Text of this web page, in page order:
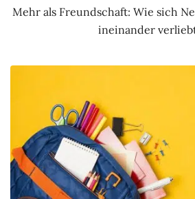
Mehr als Freundschaft: Wie sich
ineinander